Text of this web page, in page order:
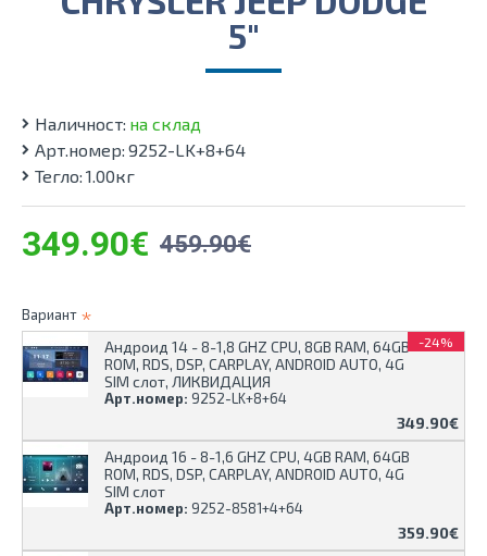
5"
Наличност: на склад
Арт.номер: 9252-LK+8+64
Тегло: 1.00кг
459.90€
349.90€
Вариант
-24%
349.90€
Андроид 14 - 8-1,8 GHZ CPU, 8GB RAM, 64GB
ROM, RDS, DSP, CARPLAY, ANDROID AUTO, 4G
SIM слот, ЛИКВИДАЦИЯ
Арт.номер: 9252-LK+8+64
359.90€
Андроид 16 - 8-1,6 GHZ CPU, 4GB RAM, 64GB
ROM, RDS, DSP, CARPLAY, ANDROID AUTO, 4G
SIM слот
Арт.номер: 9252-8581+4+64